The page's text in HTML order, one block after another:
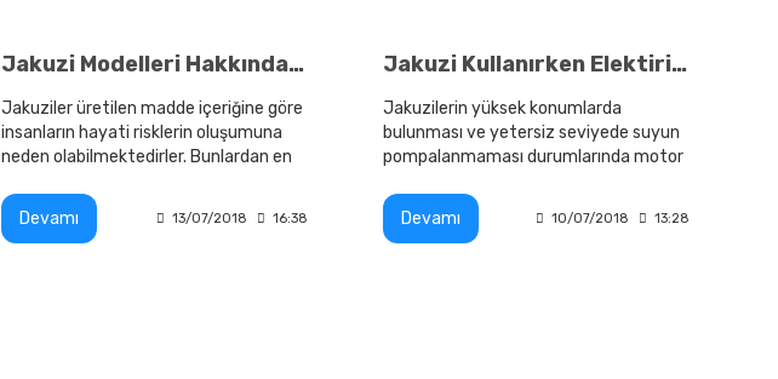
Jakuzi Modelleri Hakkında Tavsiyeler
Jakuziler üretilen madde içeriğine göre
insanların hayati risklerin oluşumuna
neden olabilmektedirler. Bunlardan en
maddelerinden oluşan jakuzilerdir.
Devamı 13/07/2018 16:38
Jakuzi Kullanırken Elektirik Akımına Kapılırmıyım ?
Jakuzilerin yüksek konumlarda
bulunması ve yetersiz seviyede suyun
pompalanmaması durumlarında motor
Devamı
10/07/2018 13:28